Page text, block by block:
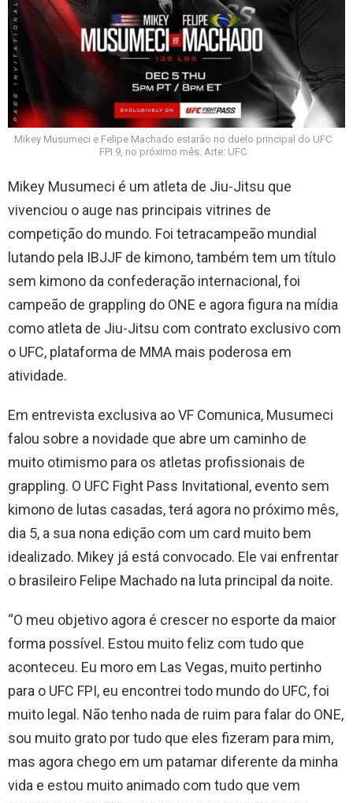
Mikey Musumeci e Felipe Machado estarão no duelo principal do UFC
FPI 9, no próximo mês. Arte: UFC
Mikey Musumeci é um atleta de Jiu-Jitsu que
vivenciou o auge nas principais vitrines de
competição do mundo. Foi tetracampeão mundial
lutando pela IBJJF de kimono, também tem um título
sem kimono da confederação internacional, foi
campeão de grappling do ONE e agora figura na mídia
como atleta de Jiu-Jitsu com contrato exclusivo com
o UFC, plataforma de MMA mais poderosa em
atividade.
Em entrevista exclusiva ao VF Comunica, Musumeci
falou sobre a novidade que abre um caminho de
muito otimismo para os atletas profissionais de
grappling. O UFC Fight Pass Invitational, evento sem
kimono de lutas casadas, terá agora no próximo mês,
dia 5, a sua nona edição com um card muito bem
idealizado. Mikey já está convocado. Ele vai enfrentar
o brasileiro Felipe Machado na luta principal da noite.
“O meu objetivo agora é crescer no esporte da maior
forma possível. Estou muito feliz com tudo que
aconteceu. Eu moro em Las Vegas, muito pertinho
para o UFC FPI, eu encontrei todo mundo do UFC, foi
muito legal. Não tenho nada de ruim para falar do ONE,
sou muito grato por tudo que eles fizeram para mim,
mas agora chego em um patamar diferente da minha
vida e estou muito animado com tudo que vem